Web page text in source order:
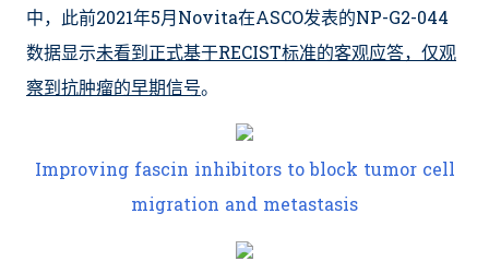
中，此前2021年5月Novita在ASCO发表的NP-G2-044
数据显示未看到正式基于RECIST标准的客观应答，仅观
察到抗肿瘤的早期信号。
Improving fascin inhibitors to block tumor cell
migration and metastasis